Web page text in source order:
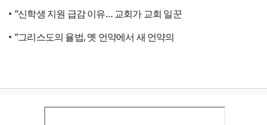
“신학생 지원 급감 이유… 교회가 교회 일꾼
“그리스도의 율법, 옛 언약에서 새 언약의